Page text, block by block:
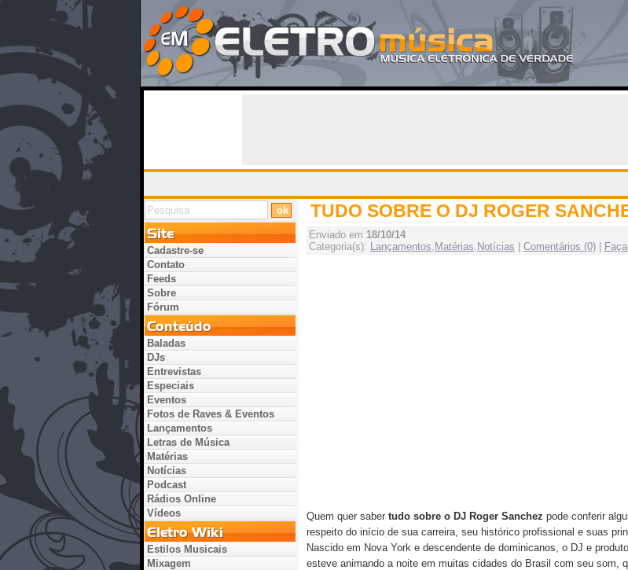
TUDO SOBRE O DJ ROGER
Enviado em 18/10/14
Categoria(s): Lançamentos, Matérias, Notícias Comentários (0)
Quem quer saber tudo sobre o DJ Roger Sanchez pode conferir
respeito do início de sua carreira, seu histórico profissional e suas
Nascido em Nova York e descendente de dominicanos, o DJ e
esteve animando a noite em muitas cidades do Brasil com seu som,
Cadastre-se
Contato
Feeds
Sobre
Fórum
Baladas
DJs
Entrevistas
Especiais
Eventos
Fotos de Raves & Eventos
Lançamentos
Letras de Música
Matérias
Notícias
Podcast
Rádios Online
Vídeos
Estilos Musicais
Mixagem